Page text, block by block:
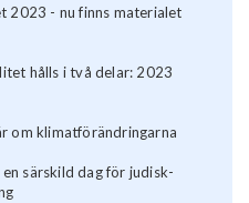
2023 - nu finns materialet
hålls i två delar: 2023
om klimatförändringarna
särskild dag för judisk-